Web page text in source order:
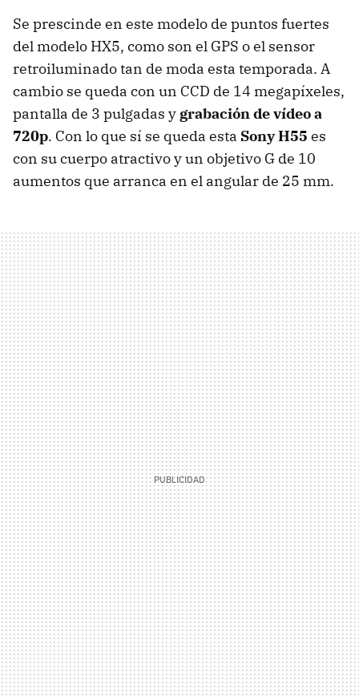
Se prescinde en este modelo de puntos fuertes
del modelo HX5, como son el GPS o el sensor
retroiluminado tan de moda esta temporada. A
cambio se queda con un CCD de 14 megapíxeles,
pantalla de 3 pulgadas y grabación de vídeo a
720p. Con lo que sí se queda esta Sony H55 es
con su cuerpo atractivo y un objetivo G de 10
aumentos que arranca en el angular de 25 mm.